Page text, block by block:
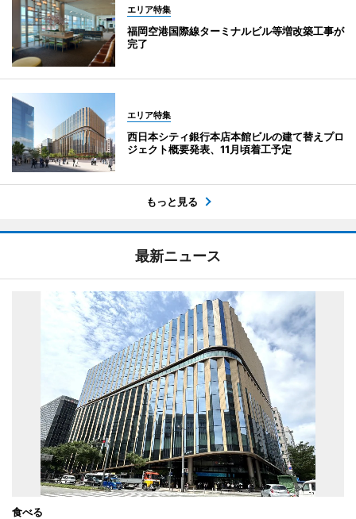
エリア特集
福岡空港国際線ターミナルビル等増改築工事が
完了
エリア特集
西日本シティ銀行本店本館ビルの建て替えプロ
ジェクト概要発表、11月頃着工予定
もっと見る
最新ニュース
食べる